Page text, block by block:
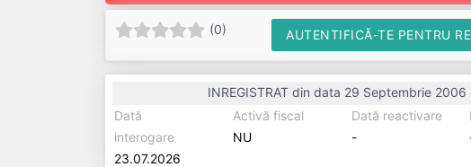
(0) AUTENTIFICĂ-TE PENTRU
INREGISTRAT din data 29 Septembrie 2006
Dată
interogare
23.07.2026
Activă fiscal
NU
Dată reactivare
-